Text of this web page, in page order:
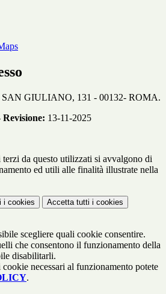
GIULIANO, 131 - 00132- ROMA.
Revisione: 13-11-2025
da questo utilizzati si avvalgono di
ed utili alle finalità illustrate nella
i cookies Accetta tutti i cookies
scegliere quali cookie consentire.
che consentono il funzionamento della
disabilitarli.
necessari al funzionamento potete
.